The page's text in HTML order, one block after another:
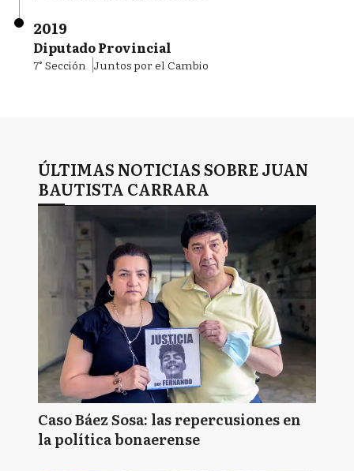
2019
Diputado Provincial
7° Sección Juntos por el Cambio
ÚLTIMAS NOTICIAS SOBRE JUAN
BAUTISTA CARRARA
Caso Báez Sosa: las repercusiones en
la política bonaerense